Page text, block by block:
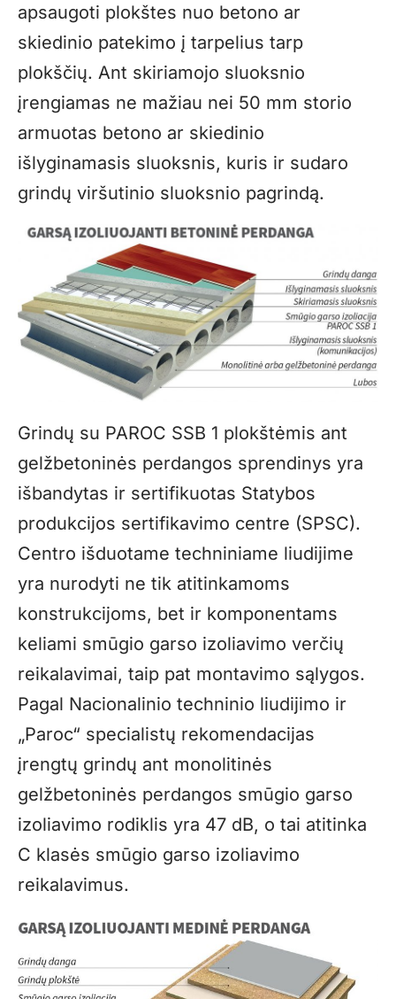
apsaugoti plokštes nuo betono ar
skiedinio patekimo į tarpelius tarp
plokščių. Ant skiriamojo sluoksnio
įrengiamas ne mažiau nei 50 mm storio
armuotas betono ar skiedinio
išlyginamasis sluoksnis, kuris ir sudaro
grindų viršutinio sluoksnio pagrindą.
Grindų su PAROC SSB 1 plokštėmis ant
gelžbetoninės perdangos sprendinys yra
išbandytas ir sertifikuotas Statybos
produkcijos sertifikavimo centre (SPSC).
Centro išduotame techniniame liudijime
yra nurodyti ne tik atitinkamoms
konstrukcijoms, bet ir komponentams
keliami smūgio garso izoliavimo verčių
reikalavimai, taip pat montavimo sąlygos.
Pagal Nacionalinio techninio liudijimo ir
„Paroc“ specialistų rekomendacijas
įrengtų grindų ant monolitinės
gelžbetoninės perdangos smūgio garso
izoliavimo rodiklis yra 47 dB, o tai atitinka
C klasės smūgio garso izoliavimo
reikalavimus.